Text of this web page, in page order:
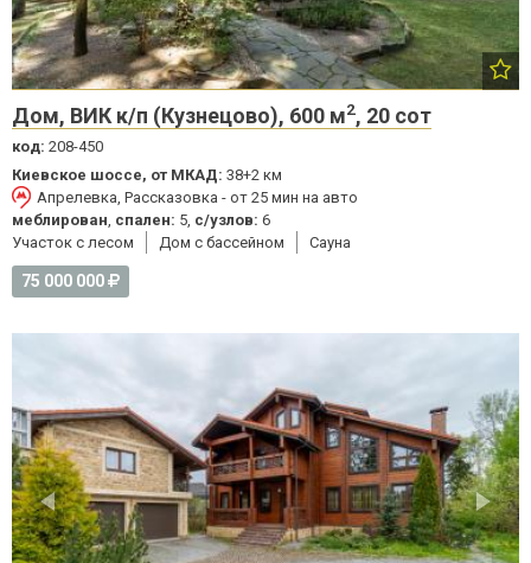
Дом, ВИК к/п (Кузнецово), 600 м2, 20 сот
код: 208-450
Киевское шоссе, от МКАД: 38+2 км
Апрелевка, Рассказовка - от 25 мин на авто
меблирован спален: 5, с/узлов: 6
Участок с лесом
Дом с бассейном Cауна
75 000 000